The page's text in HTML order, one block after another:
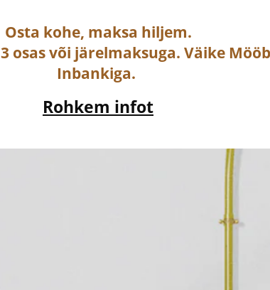
Osta kohe, maksa hiljem.
3 osas või järelmaksuga. Väike
Inbankiga.
Rohkem infot